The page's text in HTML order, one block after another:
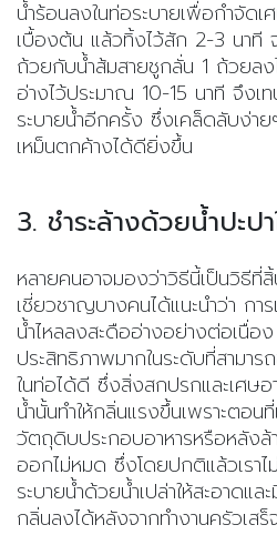
น้ำร้อนลงในท่อระบายเพื่อกำจัดเ
เบื้องต้น แล้วทิ้งไว้สัก 2-3 นาที
ถ้วยกับน้ำส้มสายชูกลั่น 1 ถ้วยล
อ่างไว้ประมาณ 10-15 นาที จึงเ
ระบายน้ำอีกครั้ง ซึ่งเคล็ดลับง่า
เหม็นตกค้างได้ดียิ่งขึ้น
3. ชำระล้างด้วยน้ำปะป
หลายคนอาจมองว่าวิธีนี้เป็นวิธีที่
เชี่ยวชาญบางคนได้แนะนำว่า กา
น้ำไหลลงสะดืออ่างอย่างต่อเนื่อ
ประสิทธิภาพมากในระดับที่สามา
ในท่อได้ดี ซึ่งสิ่งสกปรกและเศษอ
น้ำนั้นทำให้กลิ่นแรงขึ้นเพราะตอน
วัตถุดิบประกอบอาหารหรือหลังล้
ออกไม่หมด ซึ่งโดยปกติแล้วเราไ
ระบายน้ำด้วยน้ำเปล่าให้สะอาดแ
กลิ่นลงได้หลังจากทำงานครัวเสร็